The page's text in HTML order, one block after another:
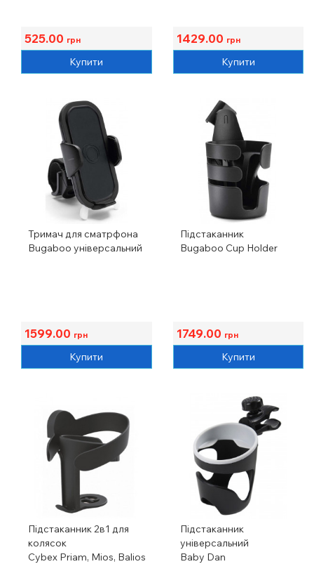
525.00 грн
Купити
1429.00 грн
Купити
Тримач для сматрфона
Bugaboo універсальний
1599.00 грн
Купити
Підстаканник
Bugaboo Cup Holder
1749.00 грн
Купити
Підстаканник 2в1 для
колясок
Cybex Priam, Mios, Balios
Підстаканник
універсальний
Baby Dan